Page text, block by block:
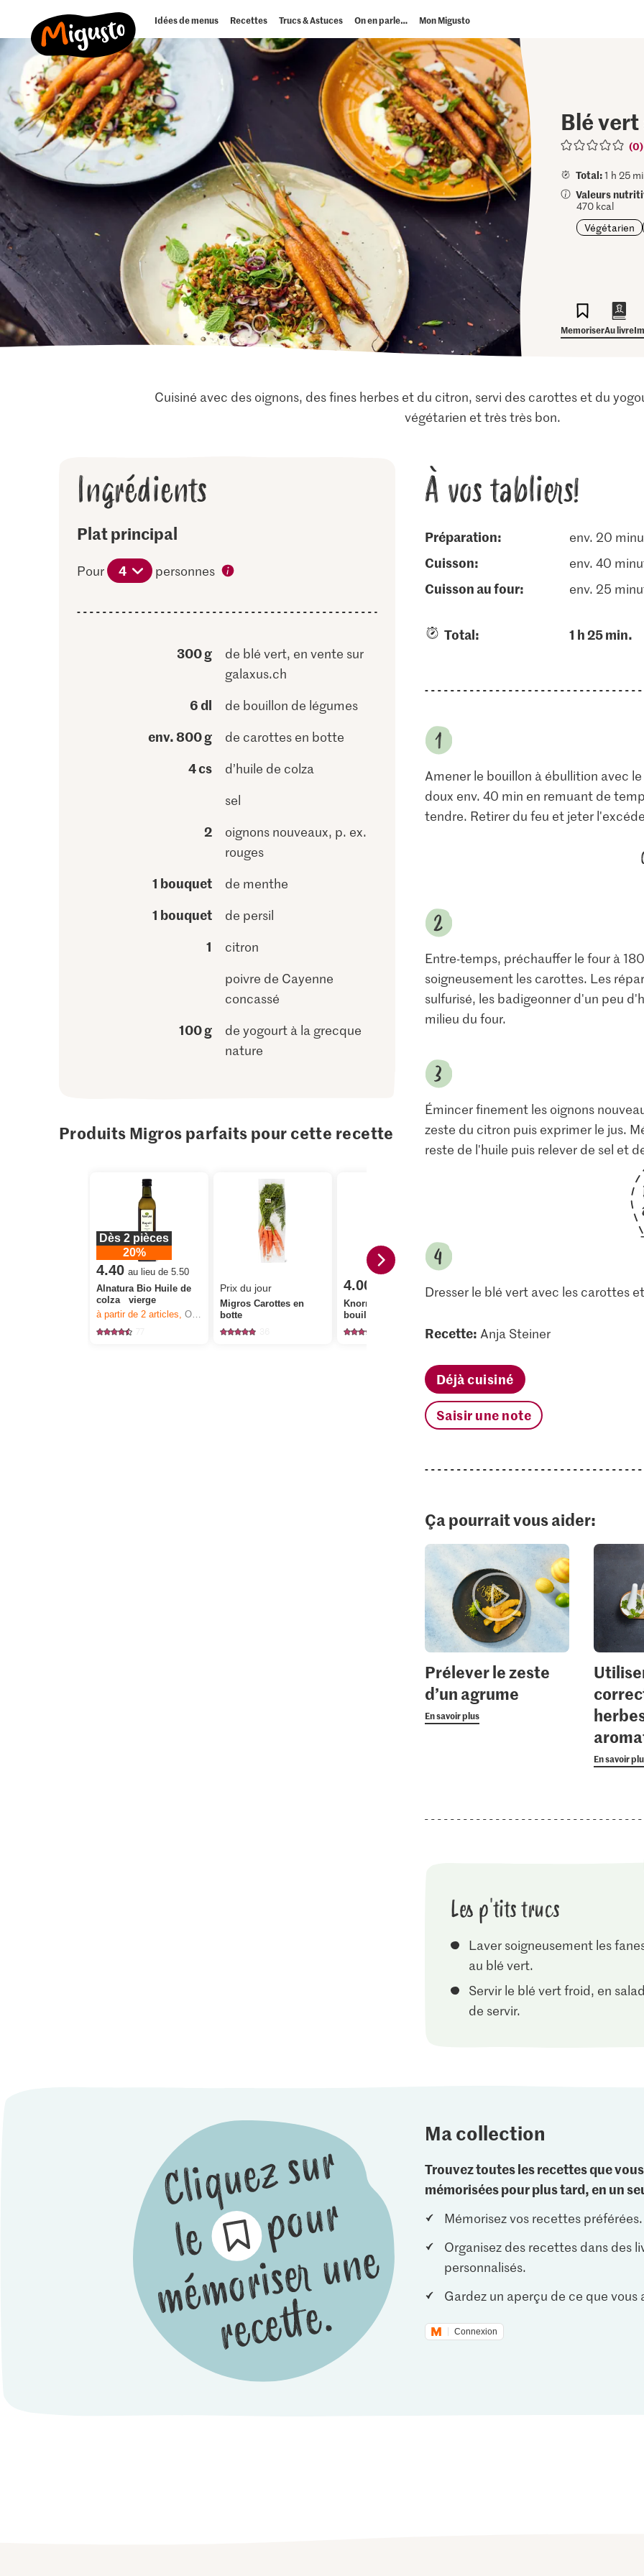
Idées de menus Recettes Trucs & Astuces On en parle… Mon Migusto
Blé
(0)
Total:1 h 25
Valeurs
470 kcal
Végétarien
MemoriserAu livre
Cuisiné avec des oignons, des fines herbes et du citron, servi des carottes et du
végétarien et très très bon.
Ingrédients
Plat principal
Pour 4 personnes
300 g
de blé vert, en vente sur
galaxus.ch
6 dl de bouillon de légumes
env. 800 g de carottes en botte
4 cs
d’huile de colza
sel
2
oignons nouveaux, p. ex.
rouges
1 bouquet de menthe
1 bouquet de persil
1
citron
poivre de Cayenne
concassé
100 g
de yogourt à la grecque
nature
Produits Migros parfaits pour cette recette
Dès 2 pièces
20%
4.40 au lieu de 5.50
Alnatura Bio Huile de
colza vierge
à partir de 2articles,Offre valable du 6.8 au 12.8.2026, jusqu’à épuisement du stock.
Prix du jour
Migros Carottes en
botte
4.00
Knorr Cubes de
bouillon de légumes
1.05
1576
1.90
À vos tabliers!
Préparation: env. 20
cuisson: env. 40
cuisson au four: env. 25
Total: 1 h 25 min.
Amener le bouillon à ébullition avec
doux env. 40 min en remuant de
tendre. Retirer du feu et jeter
Entre-temps, préchauffer le four à
soigneusement les carottes. Les
sulfurisé, les badigeonner d'un peu
milieu du four.
Émincer finement les oignons
zeste du citron puis exprimer le jus.
reste de l'huile puis relever de sel et
Dresser le blé vert avec les carottes
Recette: Anja Steiner
Déjà cuisiné
Saisir une note
Ça pourrait vous aider:
Prélever le zeste
d’un agrume
En savoir plus
En savoir
Les p'tits trucs
Laver soigneusement les
au blé vert.
Servir le blé vert froid, en
de servir.
Ma collection
Trouvez toutes les recettes que
mémorisées pour plus tard, en un
Mémorisez vos recettes préférées.
Organisez des recettes dans des
personnalisés.
Gardez un aperçu de ce que vous
Connexion